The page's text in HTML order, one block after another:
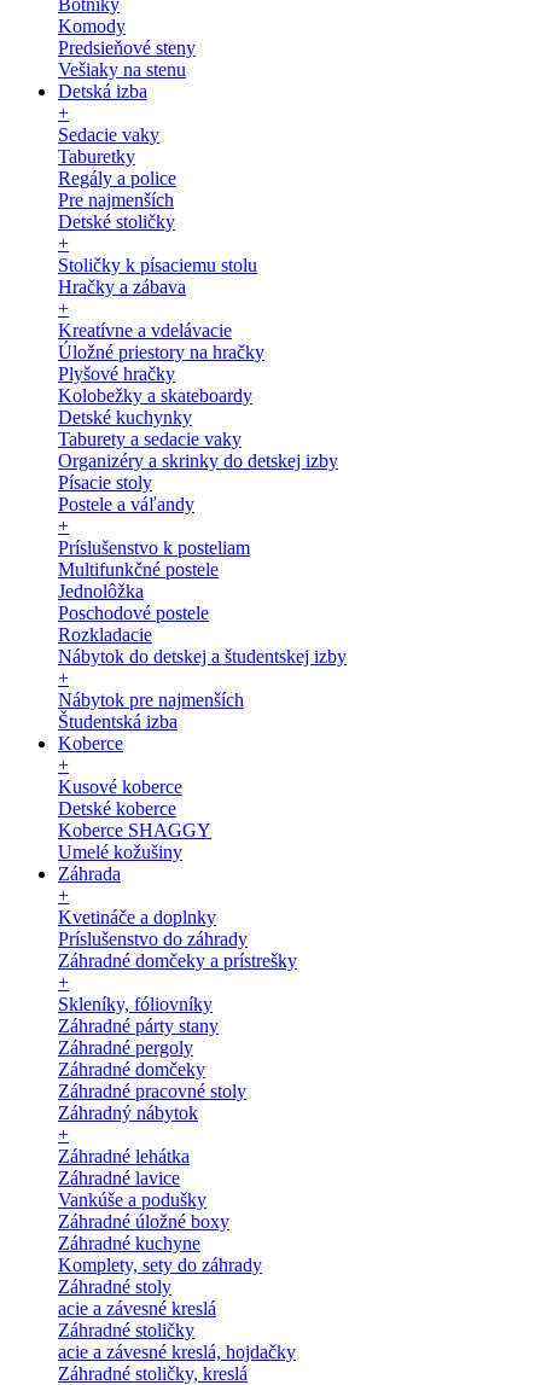
Botníky
Komody
Predsieňové steny
Vešiaky na stenu
Detská izba
+
Sedacie vaky
Taburetky
Regály a police
Pre najmenších
Detské stoličky
+
Stoličky k písaciemu stolu
Hračky a zábava
+
Kreatívne a vdelávacie
Úložné priestory na hračky
Plyšové hračky
Kolobežky a skateboardy
Detské kuchynky
Taburety a sedacie vaky
Organizéry a skrinky do detskej izby
Písacie stoly
Postele a váľandy
+
Príslušenstvo k posteliam
Multifunkčné postele
Jednolôžka
Poschodové postele
Rozkladacie
Nábytok do detskej a študentskej izby
+
Nábytok pre najmenších
Študentská izba
Koberce
+
Kusové koberce
Detské koberce
Koberce SHAGGY
Umelé kožušiny
Záhrada
+
Kvetináče a doplnky
Príslušenstvo do záhrady
Záhradné domčeky a prístrešky
+
Skleníky, fóliovníky
Záhradné párty stany
Záhradné pergoly
Záhradné domčeky
Záhradné pracovné stoly
Záhradný nábytok
+
Záhradné lehátka
Záhradné lavice
Vankúše a podušky
Záhradné úložné boxy
Záhradné kuchyne
Komplety, sety do záhrady
Záhradné stoly
acie a závesné kreslá
Záhradné stoličky
acie a závesné kreslá, hojdačky
Záhradné stoličky, kreslá